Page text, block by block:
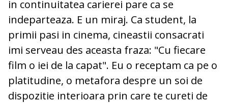
in continuitatea carierei pare ca se
indeparteaza. E un miraj. Ca student, la
primii pasi in cinema, cineastii consacrati
imi serveau des aceasta fraza: "Cu fiecare
film o iei de la capat". Eu o receptam ca pe o
platitudine, o metafora despre un soi de
dispozitie interioara prin care te cureti de